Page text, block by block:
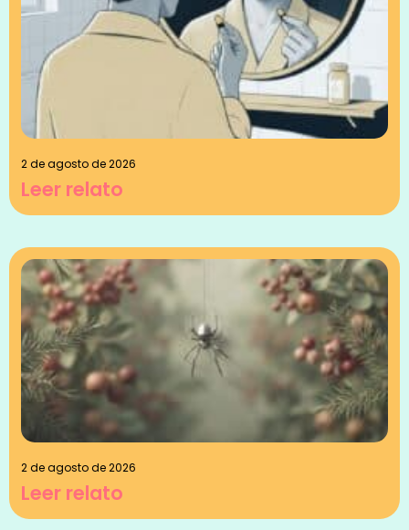
2 de agosto de 2026
Leer relato
2 de agosto de 2026
Leer relato